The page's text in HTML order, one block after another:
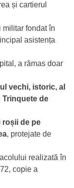
și cartierul
militar fondat în
asistența
a rămas doar
vechi, istoric, al
Trinquete de
roșii de pe
, protejate de
realizată în
copie a